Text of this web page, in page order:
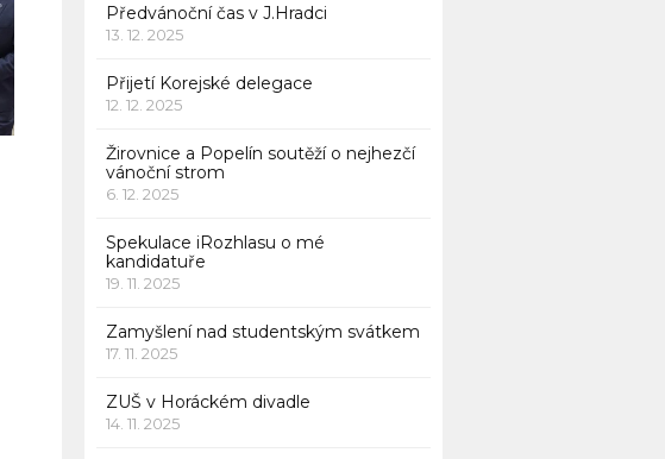
Předvánoční čas v J.Hradci
13. 12. 2025
Přijetí Korejské delegace
12. 12. 2025
Žirovnice a Popelín soutěží o nejhezčí
vánoční strom
6. 12. 2025
Spekulace iRozhlasu o mé
kandidatuře
19. 11. 2025
Zamyšlení nad studentským svátkem
17. 11. 2025
ZUŠ v Horáckém divadle
14. 11. 2025